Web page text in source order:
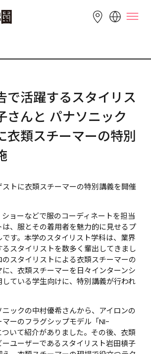
简体中文 繁體中文
Tiếng Việt
Indonesia
で活躍するスタイリス
さんと パナソニック
衣類スチーマーの特別
トに衣類スチーマーの特別講義を開催
ョーなどで服のコーディネートを担当
は、服とその着用者を魅力的に見せるプ
す。本学のスタイリスト学科は、業界
スタイリストを数多く輩出してきまし
スタイリストによる衣類スチーマーの
、衣類スチーマーを日々インターンシ
ている学生向けに、特別講義が行われ
ックの中村優希さんから、アイロンの
ーのフラグシップモデル「NI-
いて紹介がありました。その後、衣類
ユーザーであるスタイリスト岩田槙子